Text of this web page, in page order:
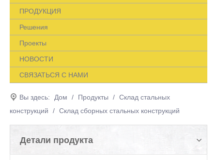
ПРОДУКЦИЯ
Решения
Проекты
НОВОСТИ
СВЯЗАТЬСЯ С НАМИ
Вы здесь: Дом / Продукты / Склад стальных
конструкций
/ Склад сборных стальных конструкций
Детали продукта